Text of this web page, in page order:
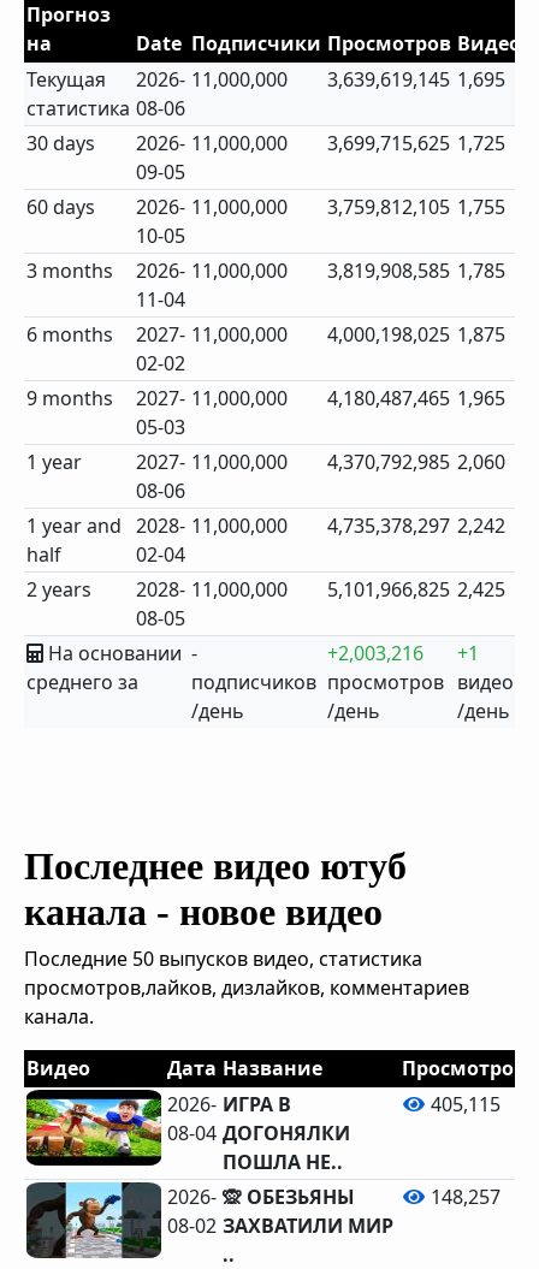
Прогноз
на
Date Подписчики Просмотров Видео
Текущая
статистика
2026-
08-06
11,000,000 3,639,619,145 1,695
30 days
2026-
09-05
11,000,000 3,699,715,625 1,725
60 days
2026-
10-05
11,000,000 3,759,812,105 1,755
3 months
2026-
11-04
11,000,000 3,819,908,585 1,785
6 months
2027-
02-02
11,000,000 4,000,198,025 1,875
9 months
2027-
05-03
11,000,000 4,180,487,465 1,965
1 year
2027-
08-06
11,000,000 4,370,792,985 2,060
1 year and
half
2028-
02-04
11,000,000 4,735,378,297 2,242
2 years
2028-
08-05
11,000,000 5,101,966,825 2,425
На основании
среднего за
-
подписчиков
/день
+2,003,216
просмотров
/день
+1
видео
/день
Последнее видео ютуб
канала - новое видео
Последние 50 выпусков видео, статистика
просмотров,лайков, дизлайков, комментариев
канала.
Видео
Дата Название Просмотров
2026-
08-04
ИГРА В
ДОГОНЯЛКИ
ПОШЛА НЕ..
405,115
2026-
08-02
🙊 ОБЕЗЬЯНЫ
ЗАХВАТИЛИ МИР
..
148,257